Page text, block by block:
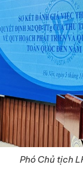
Phó Chủ tịch